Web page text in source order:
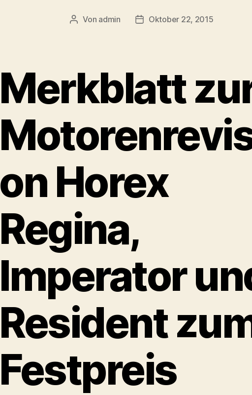
Beitragsautor
Von admin Beitragsdatum
Oktober 22, 2015
Merkblatt
on Horex
Regina,
Imperator
Resident
Festpreis